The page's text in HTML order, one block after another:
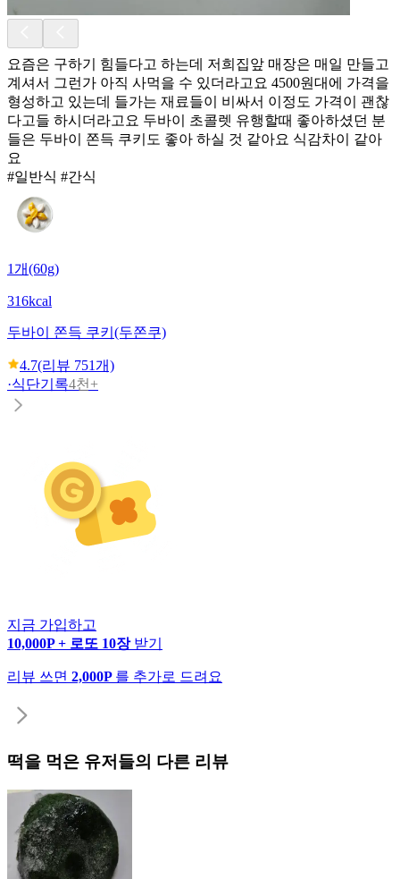
요즘은 구하기 힘들다고 하는데 저희집앞 매장은 매일 만들고
계셔서 그런가 아직 사먹을 수 있더라고요 4500원대에 가격을
형성하고 있는데 들가는 재료들이 비싸서 이정도 가격이 괜찮
다고들 하시더라고요 두바이 초콜렛 유행할때 좋아하셨던 분
들은 두바이 쫀득 쿠키도 좋아 하실 것 같아요 식감차이 같아
요
#일반식 #간식
1개(60g)
316kcal
두바이 쫀득 쿠키(두쫀쿠)
4.7(리뷰 751개)
·식단기록4천+
지금 가입하고
10,000P + 로또 10장 받기
리뷰 쓰면 2,000P 를 추가로 드려요
떡을 먹은 유저들의 다른 리뷰